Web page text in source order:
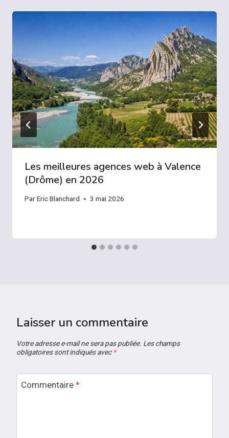
Les meilleures agences web à Valence
(Drôme) en 2026
ParEric Blanchard 3 mai 2026
Laisser un commentaire
Votre adresse e-mail ne sera pas publiée. Les champs
obligatoires sont indiqués avec *
Commentaire *